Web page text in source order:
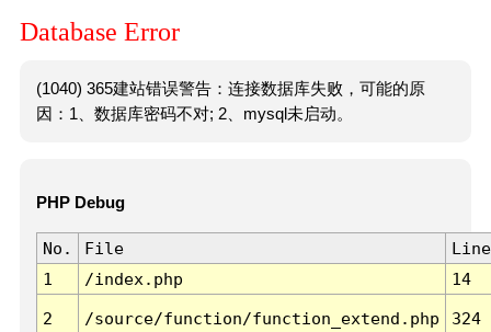
Database Error
(1040) 365建站错误警告：连接数据库失败，可能的原
因：1、数据库密码不对; 2、mysql未启动。
PHP Debug
No. File
Line
1
/index.php 14
2 /source/function/function_extend.php 324